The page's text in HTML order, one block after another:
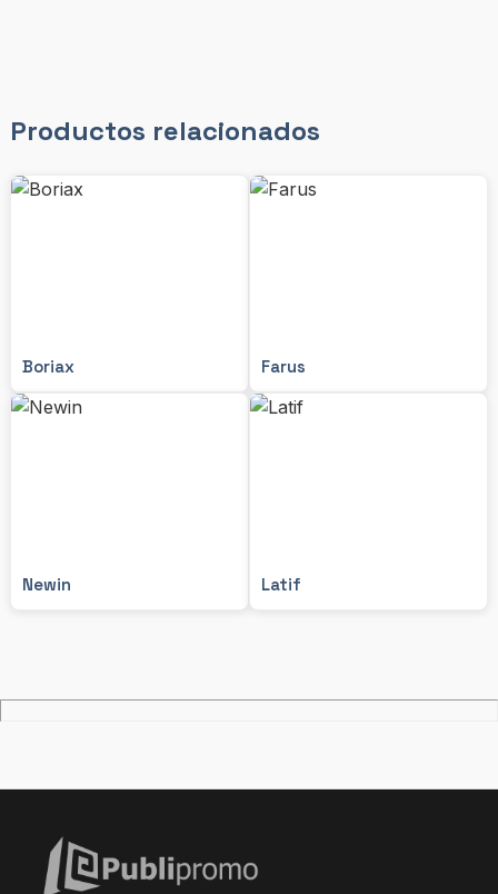
Productos relacionados
Boriax Farus
Newin Latif